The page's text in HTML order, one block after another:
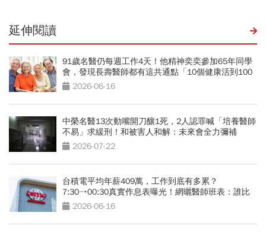
延伸閱讀
91歲名醫仍每週工作4天！他精神奕奕參加65年同學
會，發現長壽醫師都有這共通點「10個健康活到100
歲秘訣」
2026-06-16
中榮名醫13次動嘴開刀釀1死，2人認罪喊「培養醫師
不易」求緩刑！和被害人和解：未來會全力彌補
2026-07-22
台積電平均年薪409萬，工作到底有多累？
7:30→00:30真實作息表曝光！網曬醫師班表：誰比
較操？
2026-06-16